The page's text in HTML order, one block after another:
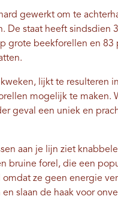
gewerkt om te
De staat heeft sindsdien
grote beekforellen en 83
lijkt te resulteren
mogelijk te maken.
geval een uniek en
aan je lijn ziet
bruine forel, die een
ze geen energie
slaan de haak voor